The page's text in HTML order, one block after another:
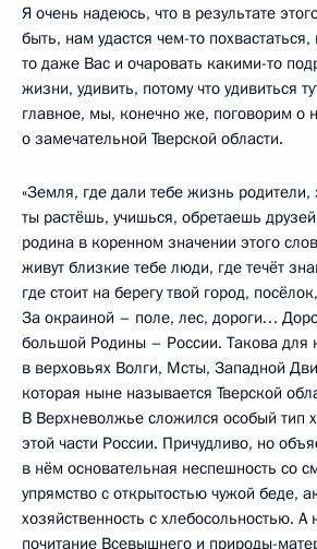
Я очень надеюсь, что в результате
быть, нам удастся чем-то
то даже Вас и очаровать какими-то
жизни, удивить, потому что удивиться
главное, мы, конечно же, поговорим о
о замечательной Тверской области.
«Земля, где дали тебе жизнь
ты растёшь, учишься, обретаешь
родина в коренном значении этого
живут близкие тебе люди, где течёт
где стоит на берегу твой город,
За окраиной – поле, лес, дороги…
большой Родины – России. Такова для
в верховьях Волги, Мсты, Западной
которая ныне называется Тверской
В Верхневолжье сложился особый тип
этой части России. Причудливо, но
в нём основательная неспешность со
упрямство с открытостью чужой беде,
хозяйственность с хлебосольностью.
почитание Всевышнего и природы-